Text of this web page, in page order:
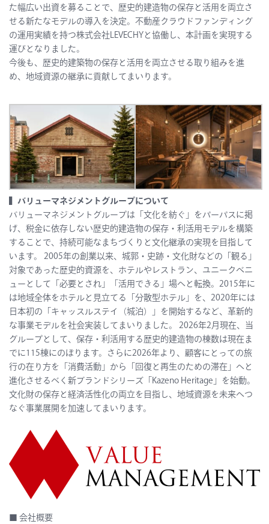
た幅広い出資を募ることで、歴史的建造物の保存と活用を両立さ
せる新たなモデルの導入を決定。不動産クラウドファンディング
の運用実績を持つ株式会社LEVECHYと協働し、本計画を実現する
運びとなりました。
今後も、歴史的建築物の保存と活用を両立させる取り組みを進
め、地域資源の継承に貢献してまいります。
▍バリューマネジメントグループについて
バリューマネジメントグループは「文化を紡ぐ」をパーパスに掲
げ、税金に依存しない歴史的建造物の保存・利活用モデルを構築
することで、持続可能なまちづくりと文化継承の実現を目指して
います。 2005年の創業以来、城郭・史跡・文化財などの「観る」
対象であった歴史的資源を、ホテルやレストラン、ユニークベニ
ューとして「必要とされ」「活用できる」場へと転換。2015年に
は地域全体をホテルと見立てる「分散型ホテル」を、2020年には
日本初の「キャッスルステイ（城泊）」を開始するなど、革新的
な事業モデルを社会実装してまいりました。
2026年2月現在、当
グループとして、保存・利活用する歴史的建造物の棟数は現在ま
でに115棟にのぼります。
さらに2026年より、 顧客にとっての旅
行の在り方を
「消費活動」から「回復と再生のための滞在」 へと
進化させるべく新ブランドシリーズ「Kazeno Heritage」を始動。
文化財の保存と経済活性化の両立を目指し、地域資源を未来へつ
なぐ事業展開を加速してまいります。
■ 会社概要